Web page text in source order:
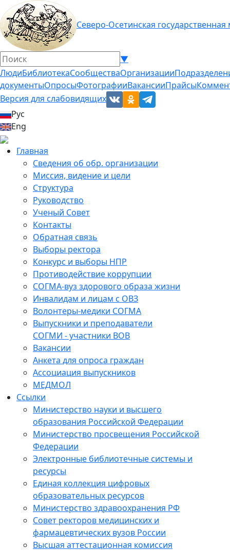
Северо-Осетинская
▼
ЛюдиБиблиотекаСообществаОрганизации
документыОпросыФотографииВакансииПрайсы
Версия для слабовидящих
Рус
Eng
Главная
Сведения об обр. организации
Миссия, видение и цели
Структура
Руководство
Ученый Совет
Контакты
Обратная связь
Выборы ректора
Конкурс и выборы НПР
Противодействие коррупции
СОГМА-вуз здорового образа жизни
Инвалидам и лицам с ОВЗ
Волонтеры-медики СОГМА
Выпускники и преподаватели
СОГМИ - участники ВОВ
Вакансии
Анкета для опроса граждан
Ассоциация выпускников
МЕДМОЛ
Ссылки
Министерство науки и высшего
образования Российской Федерации
Министерство просвещения Российской
Федерации
Электронные библиотечные системы и
ресурсы
Единая коллекция цифровых
образовательных ресурсов
Министерство здравоохранения РФ
Совет ректоров медицинских и
фармацевтических вузов России
Высшая аттестационная комиссия